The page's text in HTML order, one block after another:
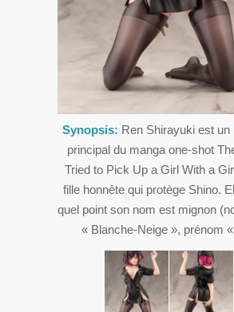
Synopsis: Ren Shirayuki est un
principal du manga one-shot
Tried to Pick Up a Girl With a
fille honnête qui protège Shino.
quel point son nom est mignon
« Blanche-Neige », prénom